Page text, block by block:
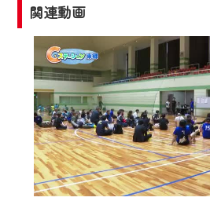
関連動画
2024年9月24日からはご加
ビス向上のため、
『CCNet Web TV』を利
一部コンテンツを除き、
CCNetサービスへの加入
ページ※』へのログインが
す。
何卒、ご理解ご了承の程
いたします。